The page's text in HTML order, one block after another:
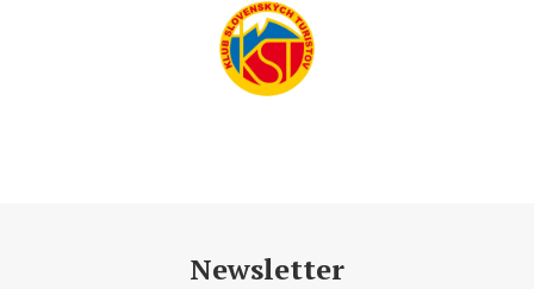
Newsletter